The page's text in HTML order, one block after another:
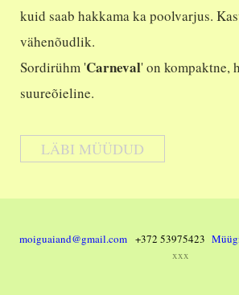
kuid saab hakkama ka poolvarjus.
vähenõudlik.
Sordirühm 'Carneval' on kompaktne,
suureõieline.
LÄBI MÜÜDUD
moiguaiand@gmail.com +372 53975423
xxx